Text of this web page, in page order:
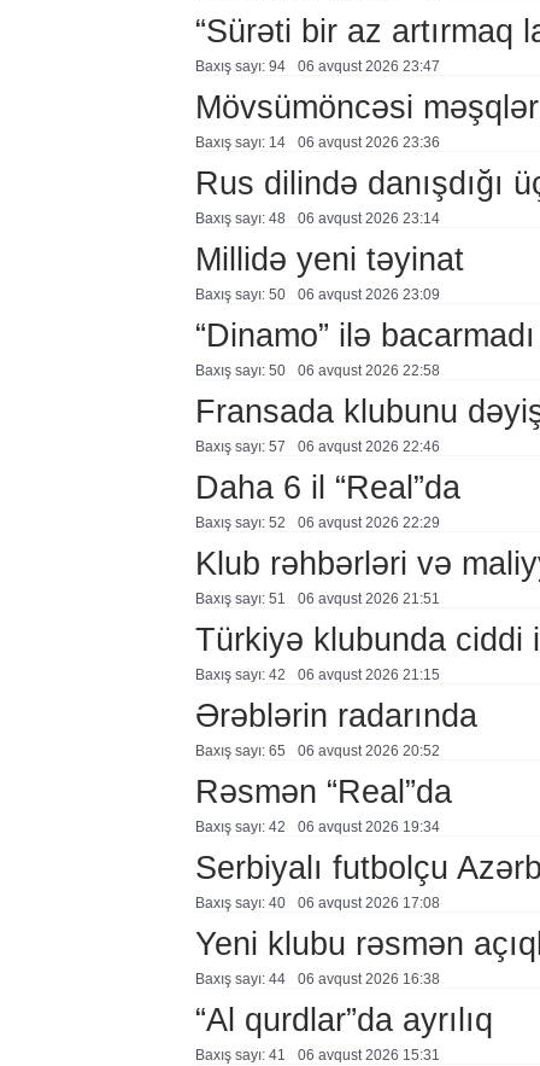
“Sürəti bir az artırmaq
Baxış sayı: 94 06 avqust 2026 23:47
Mövsümöncəsi
Baxış sayı: 14 06 avqust 2026 23:36
Rus dilində danışdığı
Baxış sayı: 48 06 avqust 2026 23:14
Millidə yeni təyinat
Baxış sayı: 50 06 avqust 2026 23:09
“Dinamo” ilə bacarmadı
Baxış sayı: 50 06 avqust 2026 22:58
Fransada klubunu
Baxış sayı: 57 06 avqust 2026 22:46
Daha 6 il “Real”da
Baxış sayı: 52 06 avqust 2026 22:29
Klub rəhbərləri və
Baxış sayı: 51 06 avqust 2026 21:51
Türkiyə klubunda ciddi
Baxış sayı: 42 06 avqust 2026 21:15
Ərəblərin radarında
Baxış sayı: 65 06 avqust 2026 20:52
Rəsmən “Real”da
Baxış sayı: 42 06 avqust 2026 19:34
Serbiyalı futbolçu
Baxış sayı: 40 06 avqust 2026 17:08
Yeni klubu rəsmən
Baxış sayı: 44 06 avqust 2026 16:38
“Al qurdlar”da ayrılıq
Baxış sayı: 41 06 avqust 2026 15:31